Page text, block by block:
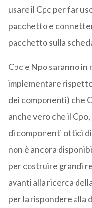
usare il Cpc per far
pacchetto e
pacchetto sulla
Cpc e Npo saranno in
implementare rispetto
dei componenti) che
anche vero che il
di componenti ottici
non è ancora
per costruire grandi
avanti alla ricerca
per la rispondere alla